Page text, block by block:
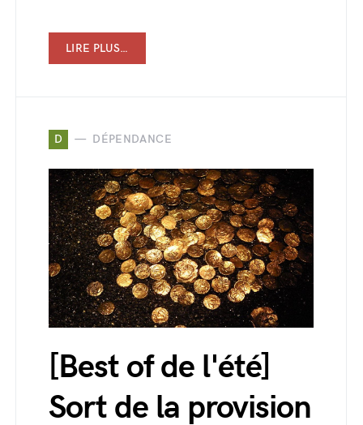
LIRE PLUS…
D DÉPENDANCE
[Best of de l'été]
Sort de la provision